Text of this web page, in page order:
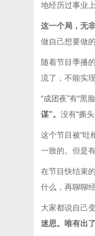
地经历过事业
这一个局，无
做自己想要做
随着节目季播
流了，不能实
“成团夜”有“黑
谋”。没有“撕
这个节目被“吐
一致的。但是
在节目快结束
什么，再聊聊
大家都说自己
迷思。唯有出